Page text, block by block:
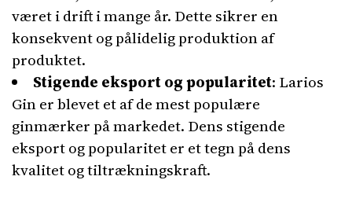
været i drift i mange år. Dette sikrer en
konsekvent og pålidelig produktion af
produktet.
Stigende eksport og popularitet: Larios
Gin er blevet et af de mest populære
ginmærker på markedet. Dens stigende
eksport og popularitet er et tegn på dens
kvalitet og tiltrækningskraft.